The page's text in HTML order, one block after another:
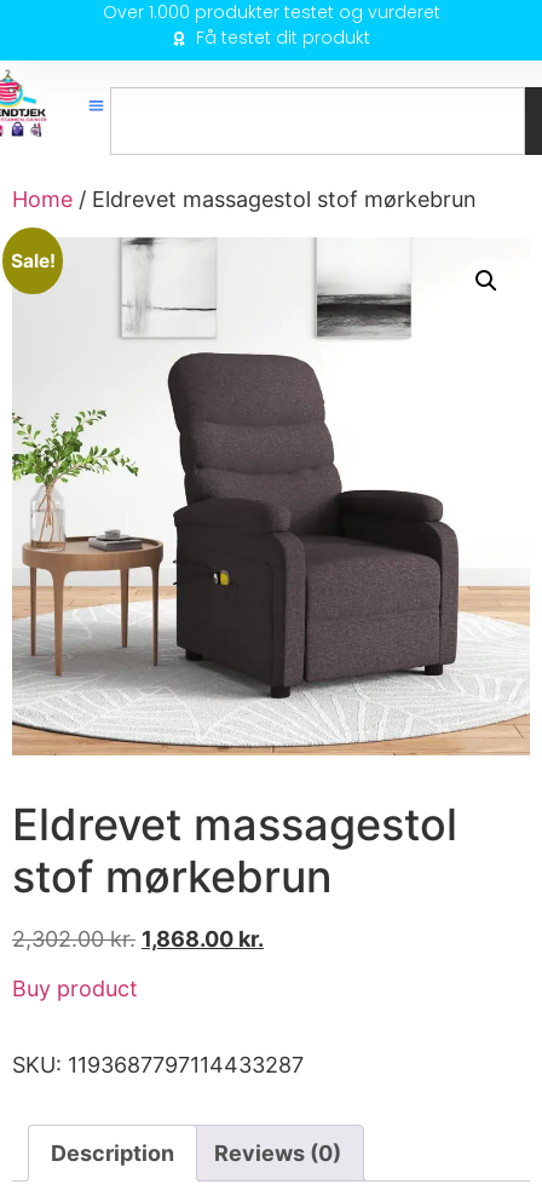
Over 1.000 produkter testet og vurderet
Få testet dit produkt
Home / Eldrevet massagestol stof mørkebrun
Sale!
Eldrevet massagestol
stof mørkebrun
2,302.00kr. 1,868.00 kr.
Buy product
SKU: 1193687797114433287
Description Reviews (0)